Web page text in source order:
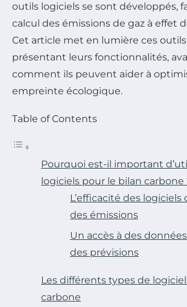
outils logiciels se sont développés,
calcul des émissions de gaz à effet
Cet article met en lumière ces
présentant leurs fonctionnalités,
comment ils peuvent aider à
empreinte écologique.
Table of Contents
Pourquoi est-il important
logiciels pour le bilan carbone
L’efficacité des logiciels
des émissions
Un accès à des
des prévisions
Les différents types de
carbone